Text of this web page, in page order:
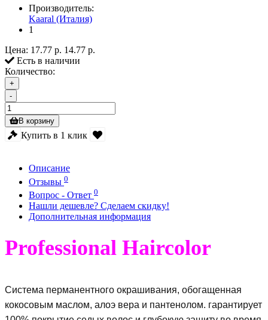
Производитель:
Kaaral (Италия)
1
Цена: 17.77 р. 14.77 р.
Есть в наличии
Количество:
+
-
В корзину
Купить в 1 клик
Описание
Отзывы 0
Вопрос - Ответ 0
Нашли дешевле? Сделаем скидку!
Дополнительная информация
Professional Haircolor
Система перманентного окрашивания, обогащенная
кокосовым маслом, алоэ вера и пантенолом. гарантирует